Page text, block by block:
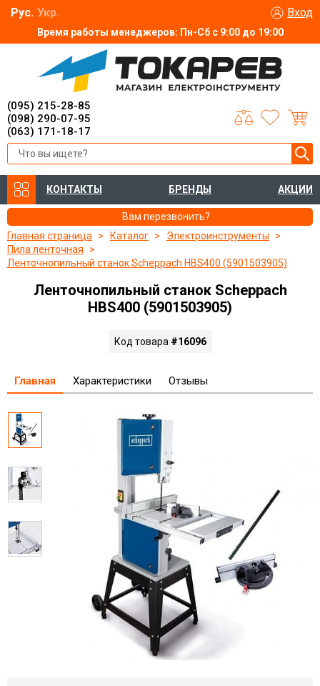
Время работы менеджеров: Пн-Сб с 9:00 до 19:00
Рус. Укр. Вход
(095) 215-28-85
(098) 290-07-95
(063) 171-18-17
КОНТАКТЫ БРЕНДЫ АКЦИИ
Вам перезвонить?
Главная страница
Каталог
Электроинструменты
Пила ленточная
Ленточнопильный станок Scheppach HBS400 (5901503905)
Ленточнопильный станок Scheppach
HBS400 (5901503905)
Код товара #16096
Главная Характеристики Отзывы